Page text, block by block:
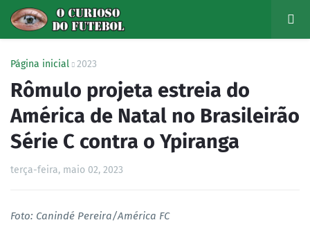
Página inicial 2023
Rômulo projeta estreia do
América de Natal no Brasileirão
Série C contra o Ypiranga
terça-feira, maio 02, 2023
Foto: Canindé Pereira/América FC